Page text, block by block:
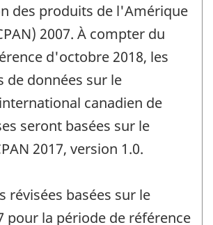
des produits de l'Amérique
2007. À compter du
d'octobre 2018, les
de données sur le
canadien de
seront basées sur le
2017, version 1.0.
révisées basées sur le
pour la période de référence